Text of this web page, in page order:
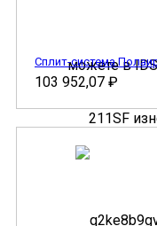
Сплит-система
103 952,07 ₽